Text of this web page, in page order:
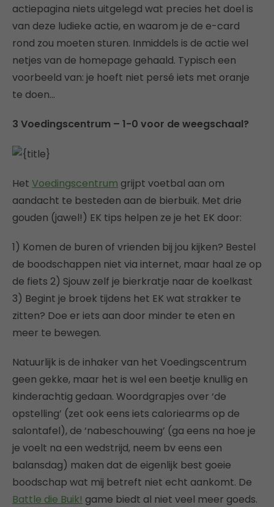
actiepagina niets uitgelegd wat precies het doel is
van deze ludieke actie, en waarom je de e-card
rond zou moeten sturen. Inmiddels is de actie wel
netjes van de homepage gehaald. Typisch een
voorbeeld van: je hoeft niet persé iets met oranje
te doen…
3 Voedingscentrum – 1-0 voor de weegschaal?
Het Voedingscentrum grijpt voetbal aan om
aandacht te besteden aan de bierbuik. Met drie
gouden (jawel!) EK tips helpen ze je het EK door:
1) Komen de buren of vrienden bij jou kijken? Bestel
de boodschappen niet via internet, maar haal ze op
de fiets 2) Sjouw zelf je bierkratje naar de koelkast
3) Begint je broek tijdens het EK wat strakker te
zitten? Doe er iets aan door minder te eten en
meer te bewegen.
Natuurlijk is de inhaker van het Voedingscentrum
geen gekke, maar het is wel een beetje knullig en
kinderachtig gedaan. Woordgrapjes over ‘de
opstelling’ (zet ook eens iets caloriearms op de
salontafel), de ‘nabeschouwing’ (ga eens na hoe je
je voelt na een wedstrijd, neem bv eens een
balansdag) maken dat de eigenlijk best goeie
boodschap wat mij betreft niet echt aankomt. De
Battle die Buik! game biedt al niet veel meer goeds.